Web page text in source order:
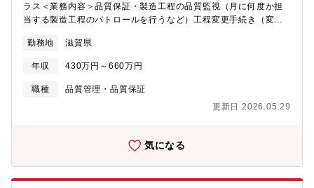
をご参照ください。 ・当社HP：
https://www.panasonic.com/jp/energy/company/
sp.panasonic.com/jp/recruit/philosophy
果の記録や成績書作成も担当いただき、製品品質を最終的に確認
することが主なアウトプットとなります。業務時間の多くを完成
きます。 日常的には、製造部門や設計部門から完成した製品が
める上では、上司やチームメンバーに加え、製造部門や設計部門
とのコミュニケーションが多く発生します。また、業務経験を積
とのコミュニケーションを担当いただく機会もあります。 入社1
分析や是正内容の検討、関係部門との調整を通じた品質改善業務
にも関わっていただきます。さらに、修理対応や原因究明にも携
わりながら、製品品質の向上に主体的に取り組んでいただくこと
を期待しています。 キャリア入社の場合、これまでの経験によ
ラス＜業務内容＞品質保証・製造工程の品質監視（月に何度か担
当する製造工程のパトロールを行うなど）工程変更手続き（変更
長となるが、要求と規格との整合性の確認などを行うなど）・製
品の寸法や外観、品質などが規格や要請規格に合致していること
を証明する検査成績書の作成、発行・製品の納入者が購入者に対
して納入する製品が、どのような仕様で作られたものであるかを
析や測定（不具合時には測定を実施し、データ収集とレポート作
どの品質保証実務もご担当いただくことがあります。【働き
方】・フレックスあり（コアタイム11～14時）・リモートワーク
可（業務状況に合わせ週に2回程度）・時間外労働 月平均20時間
程度（繁忙期を除く）・社宅、家賃補助あり・引越し費用適用有
勤務地 滋賀県
年収 430万円～660万円
職種
品質管理・品質保証
更新日 2026.05.29
気になる